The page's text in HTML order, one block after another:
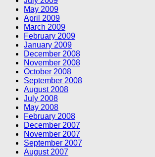
May 2009
April 2009
March 2009
February 2009
January 2009
December 2008
November 2008
October 2008
September 2008
August 2008
July 2008
May 2008
February 2008
December 2007
November 2007
September 2007
August 2007